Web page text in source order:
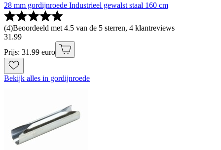
28 mm gordijnroede Industrieel gewalst staal 160 cm
(4)Beoordeeld met 4.5 van de 5 sterren, 4 klantreviews
31 .99
Prijs: 31.99 euro
Bekijk alles in gordijnroede